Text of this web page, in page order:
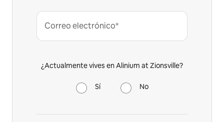
Correo electrónico*
¿Actualmente vives en Alinium at Zionsville?
Sí No